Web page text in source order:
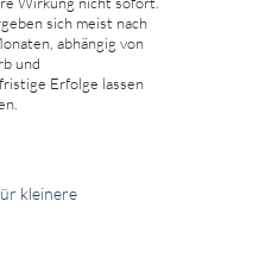
sich meist nach
abhängig von
und
Erfolge lassen
kleinere